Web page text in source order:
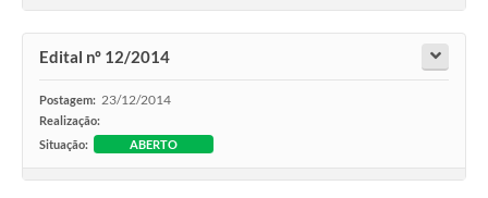
Edital nº 12/2014
Postagem: 23/12/2014
Realização:
Situação:
ABERTO